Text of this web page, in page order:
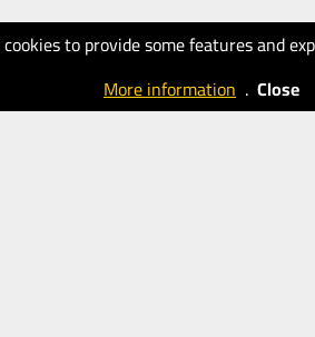
to provide some features and
More information . Close